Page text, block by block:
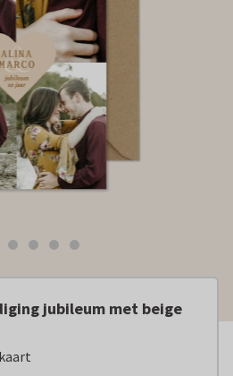
jubileum met beige